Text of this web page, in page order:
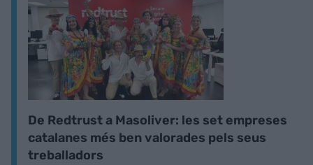
De Redtrust a Masoliver: les set empreses
catalanes més ben valorades pels seus
treballadors